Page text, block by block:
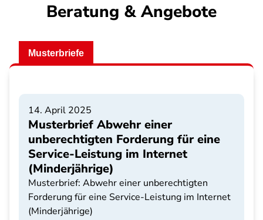
Beratung & Angebote
Musterbriefe
14. April 2025
Musterbrief Abwehr einer
unberechtigten Forderung für eine
Service-Leistung im Internet
(Minderjährige)
Musterbrief: Abwehr einer unberechtigten
Forderung für eine Service-Leistung im Internet
(Minderjährige)